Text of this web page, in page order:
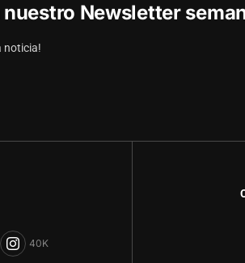
Newsletter
noticia!
40K